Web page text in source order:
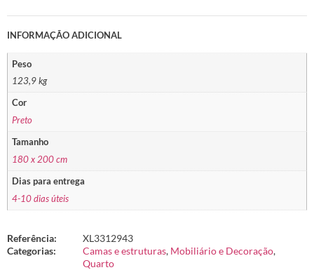
INFORMAÇÃO ADICIONAL
Peso
123,9 kg
Cor
Preto
Tamanho
180 x 200 cm
Dias para entrega
4-10 dias úteis
Referência:
XL3312943
Categorias:
Camas e estruturas, Mobiliário e Decoração,
Quarto